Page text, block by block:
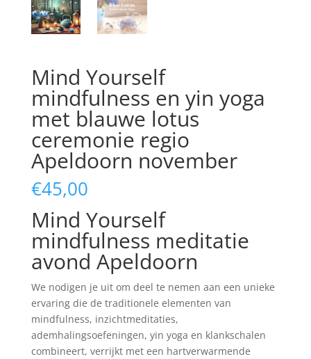
Mind Yourself
mindfulness en yin yoga
met blauwe lotus
ceremonie regio
Apeldoorn november
€45,00
Mind Yourself
mindfulness meditatie
avond Apeldoorn
We nodigen je uit om deel te nemen aan een unieke
ervaring die de traditionele elementen van
mindfulness, inzichtmeditaties,
ademhalingsoefeningen, yin yoga en klankschalen
combineert, verrijkt met een hartverwarmende